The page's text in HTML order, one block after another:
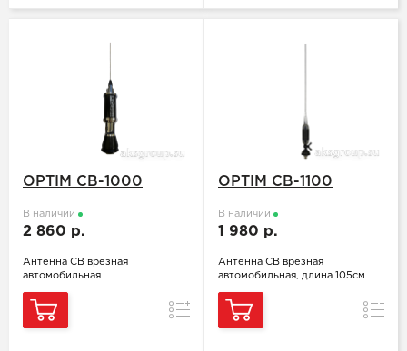
OPTIM CB-1000
В наличии
2 860 р.
Антенна СВ врезная
автомобильная
Сравнение
OPTIM CB-1100
В наличии
1 980 р.
Антенна СВ врезная
автомобильная, длина 105см